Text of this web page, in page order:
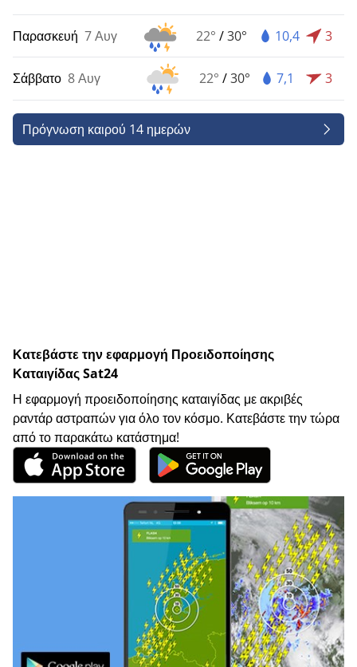
Παρασκευή 7 Αυγ 22° /30° 10,4 3
Σάββατο 8 Αυγ 22° /30° 7,1 3
Πρόγνωση καιρού 14 ημερών
Κατεβάστε την εφαρμογή Προειδοποίησης
Καταιγίδας Sat24
Η εφαρμογή προειδοποίησης καταιγίδας με ακριβές
ραντάρ αστραπών για όλο τον κόσμο. Κατεβάστε την τώρα
από το παρακάτω κατάστημα!